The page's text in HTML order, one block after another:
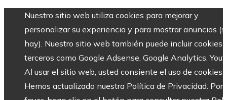
Nuestro sitio web utiliza cookies para mejorar y
personalizar su experiencia y para mostrar anuncios
hay). Nuestro sitio web también puede incluir cookies
terceros como Google Adsense, Google Analytics,
Al usar el sitio web, usted consiente el uso de cookies.
Hemos actualizado nuestra Política de Privacidad. Por